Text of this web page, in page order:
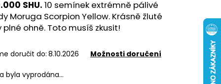
SHU. 10 semínek extrémně pálivé
Moruga Scorpion Yellow. Krásně žluté
plné ohně. Toto musíš zkusit!
doručit do: 8.10.2026 Možnosti doručení
byla vyprodána…
BOX